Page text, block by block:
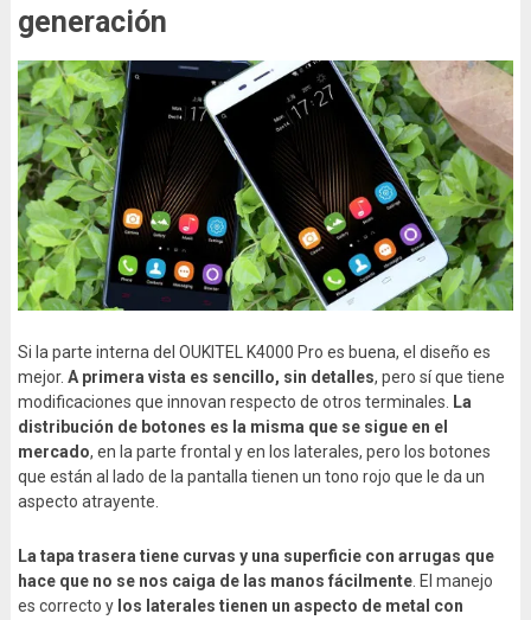
generación
Si la parte interna del OUKITEL K4000 Pro es buena, el diseño es
mejor. A primera vista es sencillo, sin detalles, pero sí que tiene
modificaciones que innovan respecto de otros terminales.
La
distribución de botones es la misma que se sigue en el
mercado, en la parte frontal y en los laterales, pero los botones
que están al lado de la pantalla tienen un tono rojo que le da un
aspecto atrayente.
La tapa trasera tiene curvas y una superficie con arrugas que
hace que no se nos caiga de las manos fácilmente. El manejo
es correcto y los laterales tienen un aspecto de metal con